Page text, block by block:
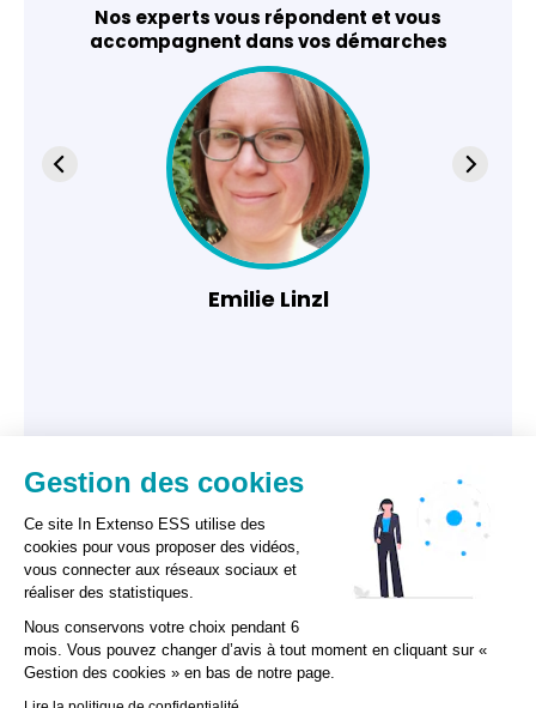
Nos experts vous répondent et vous
accompagnent dans vos démarches
Emilie Linzl
Gestion des cookies
Ce site In Extenso ESS utilise des
cookies pour vous proposer des vidéos,
vous connecter aux réseaux sociaux et
réaliser des statistiques.
Nous conservons votre choix pendant 6
mois. Vous pouvez changer d’avis à tout moment en cliquant sur «
Gestion des cookies » en bas de notre page.